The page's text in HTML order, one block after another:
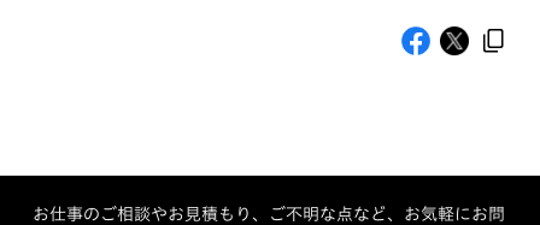
お仕事のご相談やお見積もり、ご不明な点など、お気軽にお問